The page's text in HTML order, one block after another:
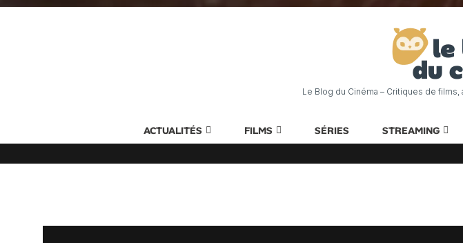
Le Blog du Cinéma – Critiques de
ACTUALITÉS FILMS SÉRIES STREAMING